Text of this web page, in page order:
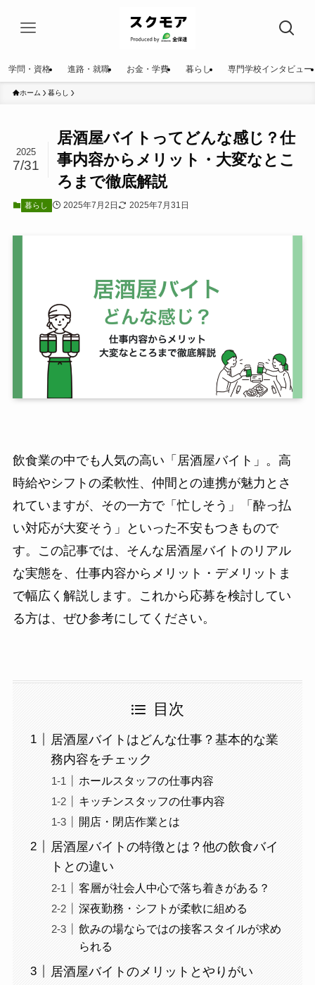
学問・資格 進路・就職 お金・学費 暮らし 専門学校インタビュー
ホーム 暮らし
居酒屋バイトってどんな感じ？仕
事内容からメリット・大変なとこ
ろまで徹底解説
2025
7/31
暮らし 2025年7月2日 2025年7月31日
飲食業の中でも人気の高い「居酒屋バイト」。高
時給やシフトの柔軟性、仲間との連携が魅力とさ
れていますが、その一方で「忙しそう」「酔っ払
い対応が大変そう」といった不安もつきもので
す。この記事では、そんな居酒屋バイトのリアル
な実態を、仕事内容からメリット・デメリットま
で幅広く解説します。これから応募を検討してい
る方は、ぜひ参考にしてください。
目次
居酒屋バイトはどんな仕事？基本的な業
務内容をチェック
ホールスタッフの仕事内容
キッチンスタッフの仕事内容
開店・閉店作業とは
居酒屋バイトの特徴とは？他の飲食バイ
トとの違い
客層が社会人中心で落ち着きがある？
深夜勤務・シフトが柔軟に組める
飲みの場ならではの接客スタイルが求め
られる
居酒屋バイトのメリットとやりがい